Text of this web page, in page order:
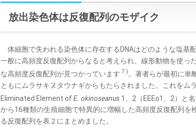
放出染色体は反復配列のモザイク
体細胞で失われる染色体に存在するDNAはどのような塩基
一般に高頻度反復配列からなると考えられ、線形動物を使っ
な高頻度反復配列が見つかっています ７) 。著者らが最初に単
ともにムラサキヌタウナギからもたらされました。これをム
Eliminated Element ofE. okinoseanus 1、2（EEEo1、2）と
から16種類の生殖細胞で特異的に増幅した高頻度反復配列
る反復配列を表２にまとめました。